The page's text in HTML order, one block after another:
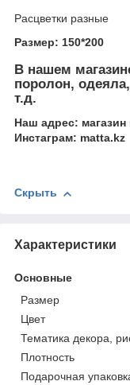
Расцветки разные
Размер: 150*200
В нашем
поролон,
т.д.
Наш адрес: магазин
Инстаграм: matta.kz
Скрыть
Характеристики
Основные
Размер
Цвет
Тематика декора,
Плотность
Подарочная